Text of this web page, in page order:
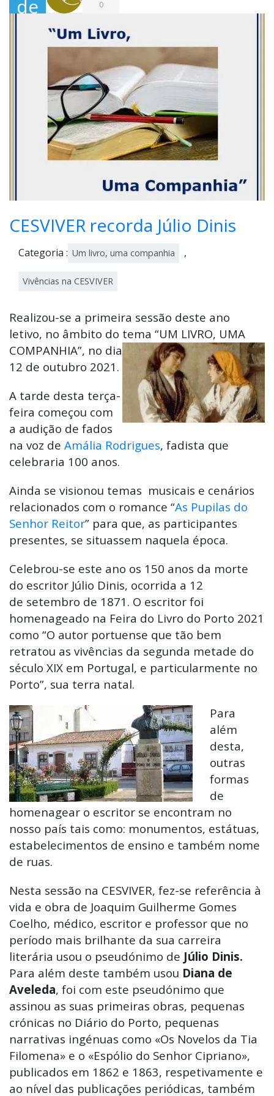
de 0
CESVIVER recorda Júlio Dinis
Categoria : Um livro, uma companhia ,
Vivências na CESVIVER
Realizou-se a primeira sessão deste ano
letivo, no âmbito do tema “UM LIVRO, UMA
COMPANHIA”, no dia
12 de outubro 2021.
A tarde desta terça-
feira começou com
a audição de fados
na voz de Amália Rodrigues, fadista que
celebraria 100 anos.
Ainda se visionou temas musicais e cenários
relacionados com o romance “As Pupilas do
Senhor Reitor” para que, as participantes
presentes, se situassem naquela época.
Celebrou-se este ano os 150 anos da morte
do escritor Júlio Dinis, ocorrida a 12
de setembro de 1871. O escritor foi
homenageado na Feira do Livro do Porto 2021
como “O autor portuense que tão bem
retratou as vivências da segunda metade do
século XIX em Portugal, e particularmente no
Porto”, sua terra natal.
Para
além
desta,
outras
formas
de
homenagear o escritor se encontram no
nosso país tais como: monumentos, estátuas,
estabelecimentos de ensino e também nome
de ruas.
Nesta sessão na CESVIVER, fez-se referência à
vida e obra de Joaquim Guilherme Gomes
Coelho, médico, escritor e professor que no
período mais brilhante da sua carreira
literária usou o pseudónimo de Júlio Dinis.
Para além deste também usou Diana de
Aveleda, foi com este pseudónimo que
assinou as suas primeiras obras, pequenas
crónicas no Diário do Porto, pequenas
narrativas ingénuas como «Os Novelos da Tia
Filomena» e o «Espólio do Senhor Cipriano»,
publicados em 1862 e 1863, respetivamente e
ao nível das publicações periódicas, também